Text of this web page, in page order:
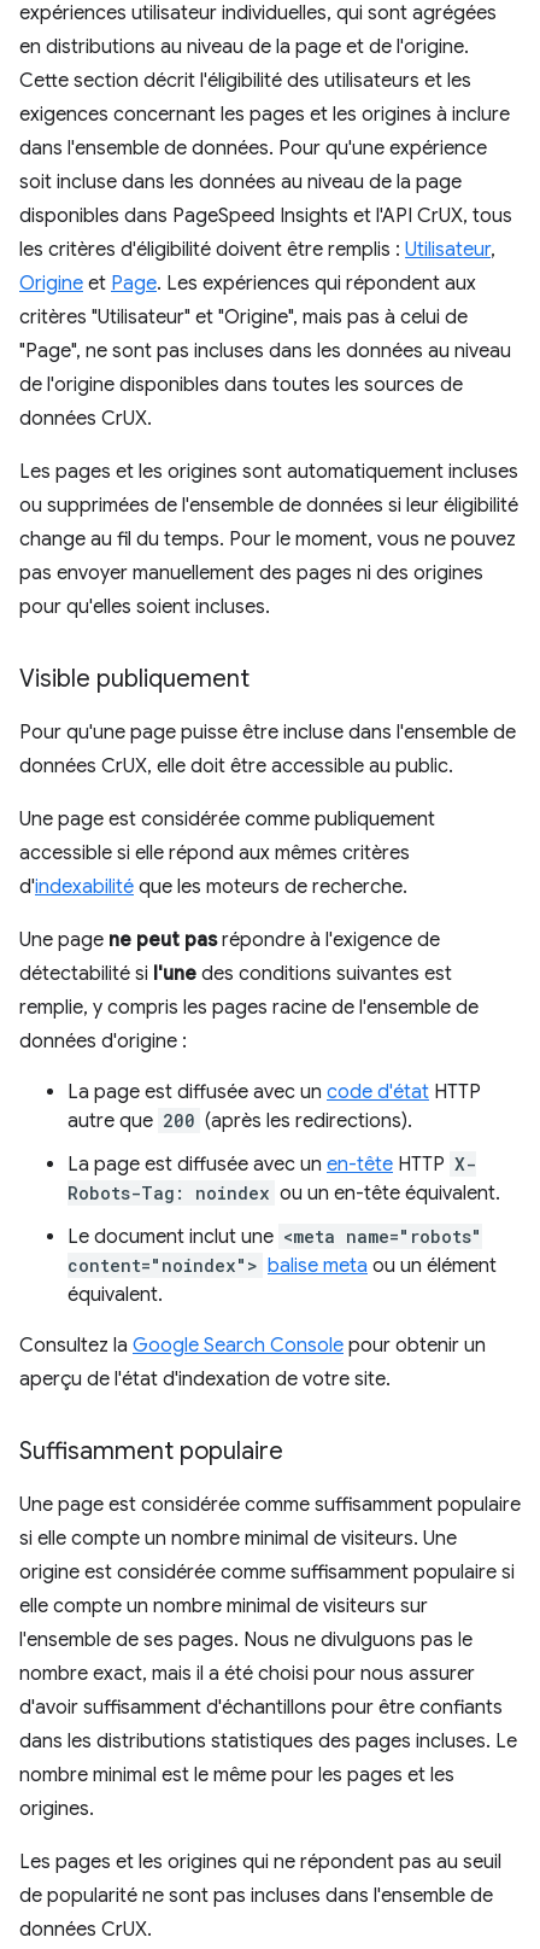
expériences utilisateur individuelles, qui sont agrégées
en distributions au niveau de la page et de l'origine.
Cette section décrit l'éligibilité des utilisateurs et les
exigences concernant les pages et les origines à inclure
dans l'ensemble de données. Pour qu'une expérience
soit incluse dans les données au niveau de la page
disponibles dans PageSpeed Insights et l'API CrUX, tous
les critères d'éligibilité doivent être remplis : Utilisateur,
Origine et Page. Les expériences qui répondent aux
critères "Utilisateur" et "Origine", mais pas à celui de
"Page", ne sont pas incluses dans les données au niveau
de l'origine disponibles dans toutes les sources de
données CrUX.
Les pages et les origines sont automatiquement incluses
ou supprimées de l'ensemble de données si leur éligibilité
change au fil du temps. Pour le moment, vous ne pouvez
pas envoyer manuellement des pages ni des origines
pour qu'elles soient incluses.
Visible publiquement
Pour qu'une page puisse être incluse dans l'ensemble de
données CrUX, elle doit être accessible au public.
Une page est considérée comme publiquement
accessible si elle répond aux mêmes critères
d'indexabilité que les moteurs de recherche.
Une page ne peut pasrépondre à l'exigence de
détectabilité si l'une des conditions suivantes est
remplie, y compris les pages racine de l'ensemble de
données d'origine :
La page est diffusée avec un code d'état HTTP
autre que 200 (après les redirections).
La page est diffusée avec un en-tête HTTP X-
Robots-Tag: noindex ou un en-tête équivalent.
Le document inclut une <meta name="robots"
content="noindex"> balise meta ou un élément
équivalent.
Consultez la Google Search Console pour obtenir un
aperçu de l'état d'indexation de votre site.
Suffisamment populaire
Une page est considérée comme suffisamment populaire
si elle compte un nombre minimal de visiteurs. Une
origine est considérée comme suffisamment populaire si
elle compte un nombre minimal de visiteurs sur
l'ensemble de ses pages. Nous ne divulguons pas le
nombre exact, mais il a été choisi pour nous assurer
d'avoir suffisamment d'échantillons pour être confiants
dans les distributions statistiques des pages incluses. Le
nombre minimal est le même pour les pages et les
origines.
Les pages et les origines qui ne répondent pas au seuil
de popularité ne sont pas incluses dans l'ensemble de
données CrUX.